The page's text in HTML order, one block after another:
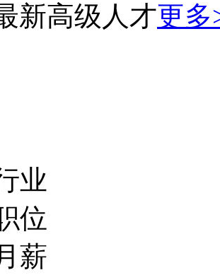
新高级人才更多
业
位
薪